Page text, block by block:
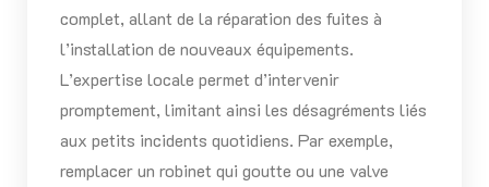
complet, allant de la réparation des fuites à
l’installation de nouveaux équipements.
L’expertise locale permet d’intervenir
promptement, limitant ainsi les désagréments liés
aux petits incidents quotidiens. Par exemple,
remplacer un robinet qui goutte ou une valve